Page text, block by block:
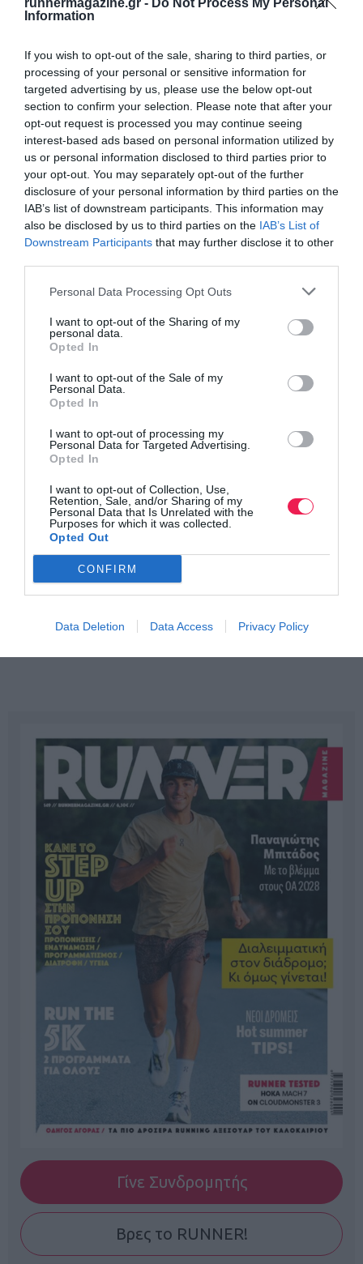
runnermagazine.gr - Do Not Process My Personal
Information
If you wish to opt-out of the sale, sharing to third parties, or
processing of your personal or sensitive information for
targeted advertising by us, please use the below opt-out
section to confirm your selection. Please note that after your
opt-out request is processed you may continue seeing
interest-based ads based on personal information utilized by
us or personal information disclosed to third parties prior to
your opt-out. You may separately opt-out of the further
disclosure of your personal information by third parties on the
IAB’s list of downstream participants. This information may
also be disclosed by us to third parties on the IAB’s List of
Downstream Participants that may further disclose it to other
Personal Data Processing Opt Outs
I want to opt-out of the Sharing of my
personal data.
Opted In
I want to opt-out of the Sale of my
Personal Data.
Opted In
I want to opt-out of processing my
Personal Data for Targeted Advertising.
Opted In
I want to opt-out of Collection, Use,
Retention, Sale, and/or Sharing of my
Personal Data that Is Unrelated with the
Purposes for which it was collected.
Opted Out
CONFIRM
Data Deletion Data Access Privacy Policy
Γίνε Συνδρομητής
Βρες το RUNNER!